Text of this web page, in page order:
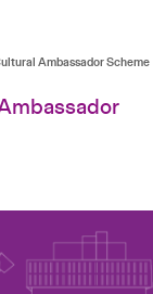
Ambassador Scheme